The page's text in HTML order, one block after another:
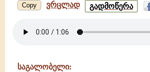
Copy ვრცლად ქალწულსა
მარიამს
იალონი
გადმოწერა
საგალობელი: